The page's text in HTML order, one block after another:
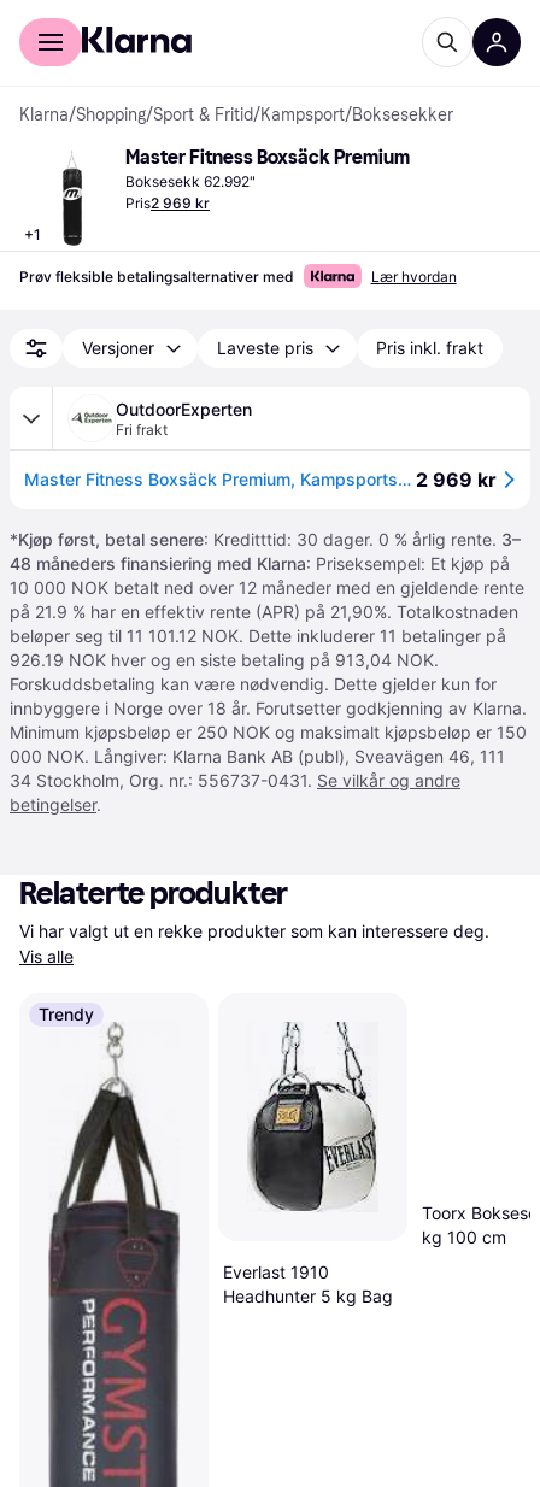
For kunder
Klarna/Shopping/Sport & Fritid/Kampsport/Boksesekker
+1
Master Fitness Boxsäck Premium
Boksesekk 62.992"
Pris2 969 kr
Prøv fleksible betalingsalternativer med Lær hvordan
Versjoner Laveste pris Pris inkl. frakt
OutdoorExperten
Fri frakt
Master Fitness Boxsäck Premium, Kampsportsäck 2 969 kr
*Kjøp først, betal senere: Kreditttid: 30 dager. 0 % årlig rente. 3–
48 måneders finansiering med Klarna: Priseksempel: Et kjøp på
10 000 NOK betalt ned over 12 måneder med en gjeldende rente
på 21.9 % har en effektiv rente (APR) på 21,90%. Totalkostnaden
beløper seg til 11 101.12 NOK. Dette inkluderer 11 betalinger på
926.19 NOK hver og en siste betaling på 913,04 NOK.
Forskuddsbetaling kan være nødvendig. Dette gjelder kun for
innbyggere i Norge over 18 år. Forutsetter godkjenning av Klarna.
Minimum kjøpsbeløp er 250 NOK og maksimalt kjøpsbeløp er 150
000 NOK. Långiver: Klarna Bank AB (publ), Sveavägen 46, 111
34 Stockholm, Org. nr.: 556737-0431. Se vilkår og andre
betingelser.
Relaterte produkter
Vis alle
Trendy
Everlast 1910
Headhunter 5 kg Bag
Toorx
kg 100 cm